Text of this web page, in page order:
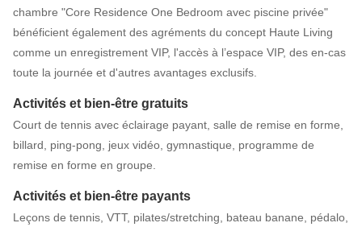
chambre "Core Residence One Bedroom avec piscine privée"
bénéficient également des agréments du concept Haute Living
comme un enregistrement VIP, l'accès à l’espace VIP, des en-cas
toute la journée et d'autres avantages exclusifs.
Activités et bien-être gratuits
Court de tennis avec éclairage payant, salle de remise en forme,
billard, ping-pong, jeux vidéo, gymnastique, programme de
remise en forme en groupe.
Activités et bien-être payants
Leçons de tennis, VTT, pilates/stretching, bateau banane, pédalo,